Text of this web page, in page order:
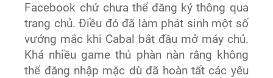
Facebook chứ chưa thể đăng ký thông qua
trang chủ. Điều đó đã làm phát sinh một số
vướng mắc khi Cabal bắt đầu mở máy chủ.
Khá nhiều game thủ phàn nàn rằng không
thể đăng nhập mặc dù đã hoàn tất các yêu